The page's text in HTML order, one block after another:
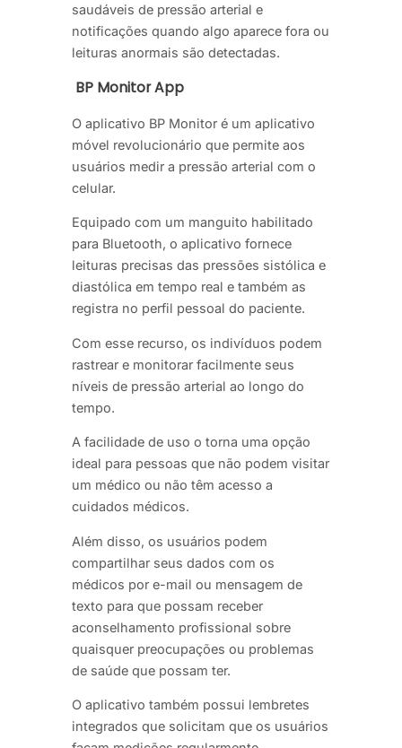
saudáveis de pressão arterial e
notificações quando algo aparece fora ou
leituras anormais são detectadas.
BP Monitor App
O aplicativo BP Monitor é um aplicativo
móvel revolucionário que permite aos
usuários medir a pressão arterial com o
celular.
Equipado com um manguito habilitado
para Bluetooth, o aplicativo fornece
leituras precisas das pressões sistólica e
diastólica em tempo real e também as
registra no perfil pessoal do paciente.
Com esse recurso, os indivíduos podem
rastrear e monitorar facilmente seus
níveis de pressão arterial ao longo do
tempo.
A facilidade de uso o torna uma opção
ideal para pessoas que não podem visitar
um médico ou não têm acesso a
cuidados médicos.
Além disso, os usuários podem
compartilhar seus dados com os
médicos por e-mail ou mensagem de
texto para que possam receber
aconselhamento profissional sobre
quaisquer preocupações ou problemas
de saúde que possam ter.
O aplicativo também possui lembretes
integrados que solicitam que os usuários